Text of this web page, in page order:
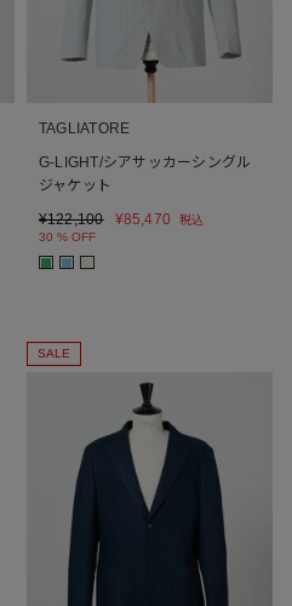
TAGLIATORE
G-LIGHT/シアサッカーシングル
ジャケット
¥122,100 ¥85,470
税込
30 % OFF
■ ■
SALE